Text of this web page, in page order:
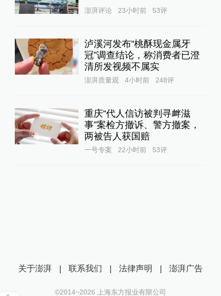
澎湃评论 23小时前 53评
泸溪河发布“桃酥现金属牙
冠”调查结论，称消费者已澄
清所发视频不属实
澎湃质量观 4小时前 248评
重庆“代人信访被判寻衅滋
事”案检方撤诉、警方撤案，
两被告人获国赔
一号专案 22小时前 53评
关于澎湃 | 联系我们 | 法律声明 | 澎湃广告
©2014~2026 上海东方报业有限公司